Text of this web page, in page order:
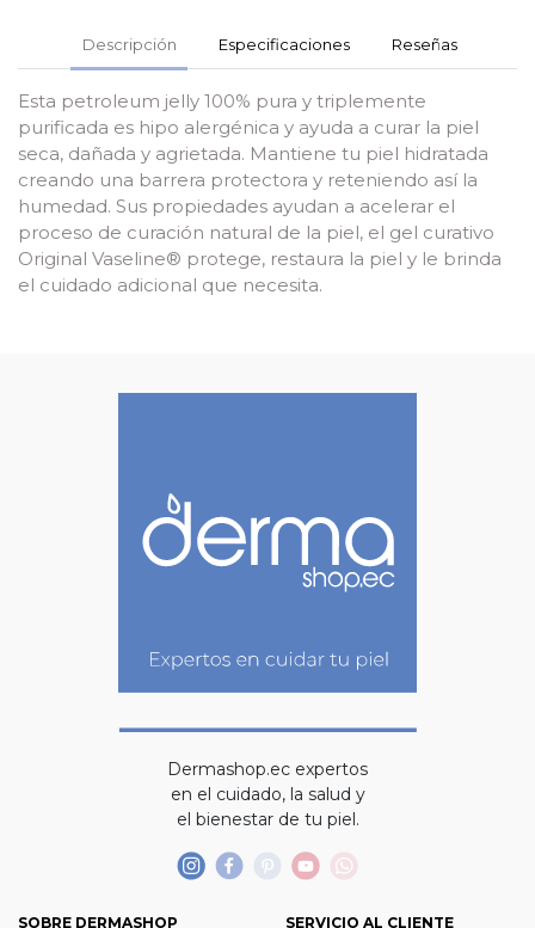
Descripción Especificaciones Reseñas
Esta petroleum jelly 100% pura y triplemente
purificada es hipo alergénica y ayuda a curar la piel
seca, dañada y agrietada. Mantiene tu piel hidratada
creando una barrera protectora y reteniendo así la
humedad. Sus propiedades ayudan a acelerar el
proceso de curación natural de la piel, el gel curativo
Original Vaseline® protege, restaura la piel y le brinda
el cuidado adicional que necesita.
Dermashop.ec expertos
en el cuidado, la salud y
el bienestar de tu piel.
SOBRE DERMASHOP SERVICIO AL CLIENTE